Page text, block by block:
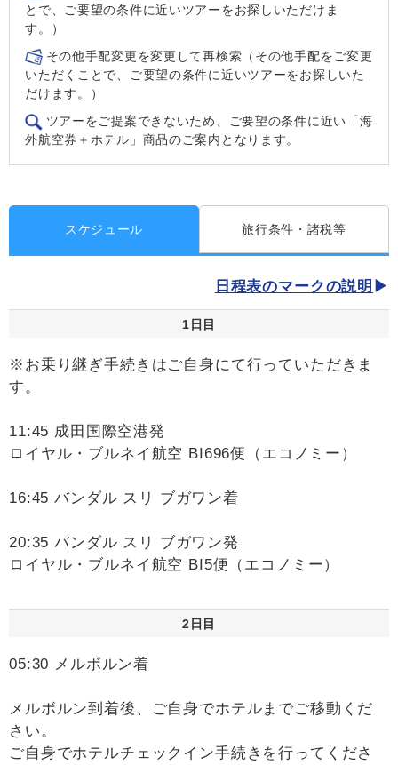
とで、ご要望の条件に近いツアーをお探しいただけま
す。）
その他手配変更を変更して再検索（その他手配をご変更
いただくことで、ご要望の条件に近いツアーをお探しいた
だけます。）
ツアーをご提案できないため、ご要望の条件に近い「海
外航空券＋ホテル」商品のご案内となります。
スケジュール 旅行条件・諸税等
日程表のマークの説明
1日目
※お乗り継ぎ手続きはご自身にて行っていただきま
す。
11:45 成田国際空港発
ロイヤル・ブルネイ航空 BI696便（エコノミー）
16:45 バンダル スリ ブガワン着
20:35 バンダル スリ ブガワン発
ロイヤル・ブルネイ航空 BI5便（エコノミー）
2日目
05:30 メルボルン着
メルボルン到着後、ご自身でホテルまでご移動くだ
さい。
ご自身でホテルチェックイン手続きを行ってくださ